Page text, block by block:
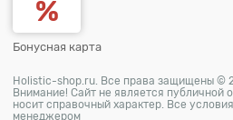
Бонусная карта
Holistic-shop.ru. Все права защищены ©
Внимание! Сайт не является публичной
носит справочный характер. Все
менеджером